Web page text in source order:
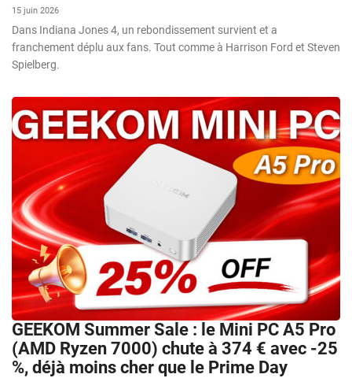
15 juin 2026
Dans Indiana Jones 4, un rebondissement survient et a
franchement déplu aux fans. Tout comme à Harrison Ford et Steven
Spielberg.
GEEKOM Summer Sale : le Mini PC A5 Pro
(AMD Ryzen 7000) chute à 374 € avec -25
%, déjà moins cher que le Prime Day